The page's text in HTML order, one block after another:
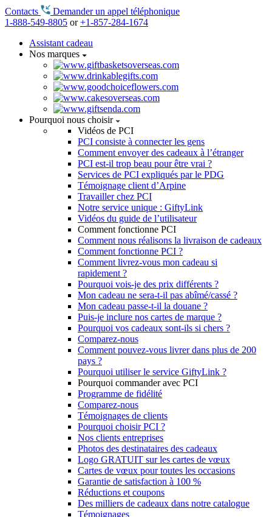
Contacts
Demander un appel téléphonique
1-888-549-8805 or+1-857-284-1674
Assistant cadeau
Nos marques
Pourquoi nous choisir
Vidéos de PCI
PCI consiste à connecter les gens
Comment envoyer des cadeaux à l’étranger
PCI est-il trop beau pour être vrai ?
Services de PCI expliqués par le PDG
Témoignage client d’Arpine
Travailler chez PCI
Notre service unique : GiftyLink
Vidéos du guide de l’utilisateur
Comment fonctionne PCI
Comment nous réalisons la livraison de cadeaux
Comment fonctionne PCI ?
Comment livrez-vous mon cadeau si
rapidement ?
Pourquoi vois-je des prix différents ?
Mon cadeau ne sera-t-il pas abîmé/cassé ?
Mon cadeau passe-t-il la douane ?
Puis-je inclure nos cartes de marque ?
Pourquoi vos cadeaux sont-ils si chers ?
Comparez-nous
Comment pouvez-vous livrer dans plus de 200
pays ?
Pourquoi utiliser le service GiftyLink ?
Pourquoi commander avec PCI
Programme de fidélité
Comparez-nous
Témoignages de clients
Pourquoi choisir PCI ?
Nos clients entreprises
Photos des destinataires des cadeaux
Logo GRATUIT sur les cartes de vœux
Cartes de vœux pour toutes les occasions
Garantie de satisfaction à 100 %
Réductions et coupons
Des milliers de cadeaux dans notre catalogue
Témoignages